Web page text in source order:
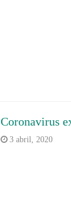
Coronavirus
3 abril, 2020